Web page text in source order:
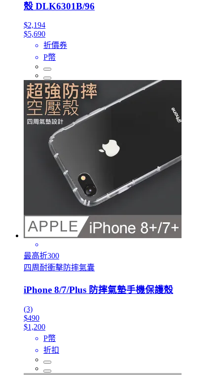
殼 DLK6301B/96
$2,194
$5,690
折價券
P幣
最高折300
四周耐衝擊防摔氣囊
iPhone 8/7/Plus 防摔氣墊手機保護殼
(3)
$490
$1,200
P幣
折扣